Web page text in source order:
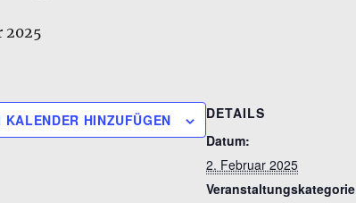
2025
KALENDER HINZUFÜGEN
DETAILS
Datum:
2. Februar 2025
Veranstaltungskategorie